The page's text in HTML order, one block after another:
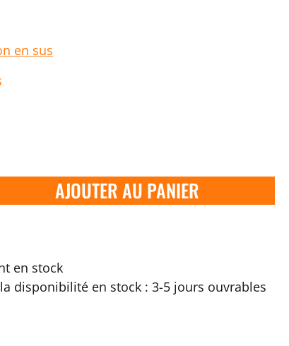
en sus
AJOUTER AU PANIER
en stock
disponibilité en stock : 3-5 jours ouvrables